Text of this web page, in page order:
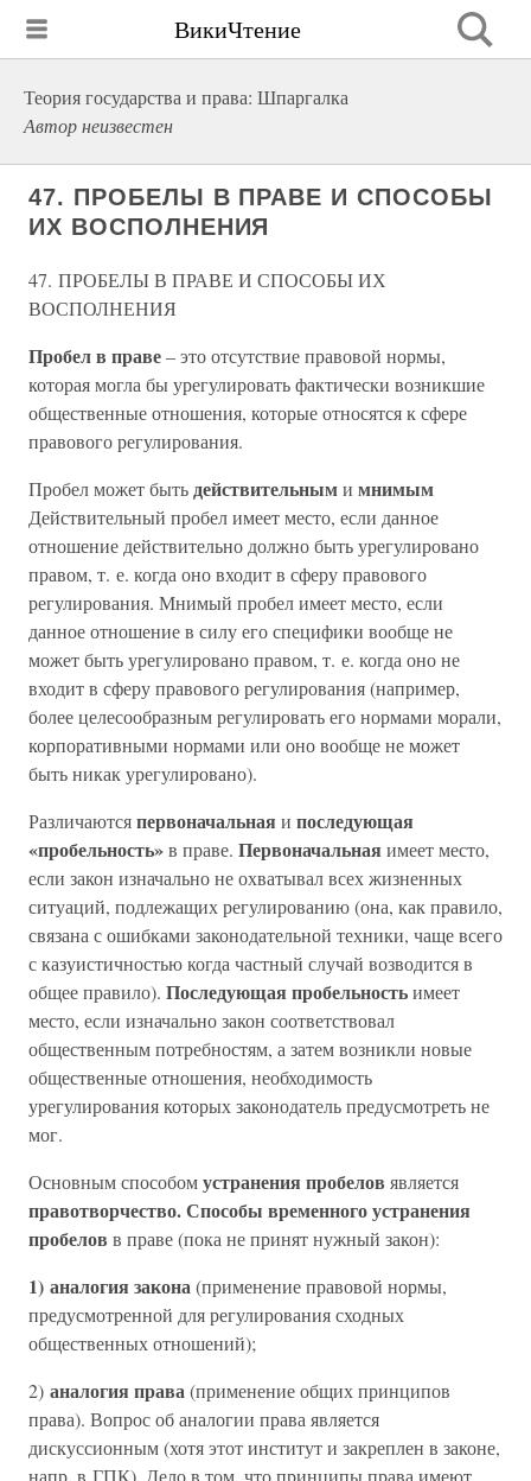
ВикиЧтение
Теория государства и права: Шпаргалка
Автор неизвестен
47. ПРОБЕЛЫ В ПРАВЕ И СПОСОБЫ
ИХ ВОСПОЛНЕНИЯ
47. ПРОБЕЛЫ В ПРАВЕ И СПОСОБЫ ИХ
ВОСПОЛНЕНИЯ
Пробел в праве– это отсутствие правовой нормы,
которая могла бы урегулировать фактически возникшие
общественные отношения, которые относятся к сфере
правового регулирования.
Пробел может бытьдействительными мнимым
Действительный пробел имеет место, если данное
отношение действительно должно быть урегулировано
правом, т. е. когда оно входит в сферу правового
регулирования. Мнимый пробел имеет место, если
данное отношение в силу его специфики вообще не
может быть урегулировано правом, т. е. когда оно не
входит в сферу правового регулирования (например,
более целесообразным регулировать его нормами морали,
корпоративными нормами или оно вообще не может
быть никак урегулировано).
Различаютсяпервоначальная и последующая
«пробельность»в праве. Первоначальная имеет место,
если закон изначально не охватывал всех жизненных
ситуаций, подлежащих регулированию (она, как правило,
связана с ошибками законодательной техники, чаще всего
с казуистичностью когда частный случай возводится в
общее правило). Последующая пробельностьимеет
место, если изначально закон соответствовал
общественным потребностям, а затем возникли новые
общественные отношения, необходимость
урегулирования которых законодатель предусмотреть не
мог.
Основным способомустранения пробелов является
правотворчество. Способы временного устранения
пробелов в праве (пока не принят нужный закон):
1) аналогия закона(применение правовой нормы,
предусмотренной для регулирования сходных
общественных отношений);
2) аналогия права(применение общих принципов
права). Вопрос об аналогии права является
дискуссионным (хотя этот институт и закреплен в законе,
напр. в ГПК). Дело в том, что принципы права имеют